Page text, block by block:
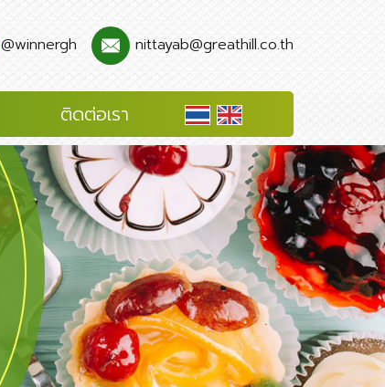
@winnergh nittayab@greathill.co.th
ติดต่อเรา